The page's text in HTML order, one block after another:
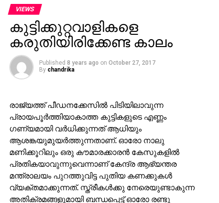
VIEWS
കുട്ടിക്കുറ്റവാളികളെ
കരുതിയിരിക്കേണ്ട കാലം
Published 8 years ago on October 27, 2017
By chandrika
രാജ്യത്ത് പീഡനക്കേസില്‍ പിടിയിലാവുന്ന
പ്രായപൂര്‍ത്തിയാകാത്ത കുട്ടികളുടെ എണ്ണം
ഗണ്യമായി വര്‍ധിക്കുന്നത് ആധിയും
ആശങ്കയുമുയര്‍ത്തുന്നതാണ്. ഓരോ നാലു
മണിക്കൂറിലും ഒരു കൗമാരക്കാരന്‍ കേസുകളില്‍
പ്രതികയാവുന്നുവെന്നാണ് കേന്ദ്ര ആഭ്യന്തര
മന്ത്രാലയം പുറത്തുവിട്ട പുതിയ കണക്കുകള്‍
വ്യക്തമാക്കുന്നത്. സ്ത്രീകള്‍ക്കു നേരെയുണ്ടാകുന്ന
അതിക്രമങ്ങളുമായി ബന്ധപ്പെട്ട് ഓരോ രണ്ടു